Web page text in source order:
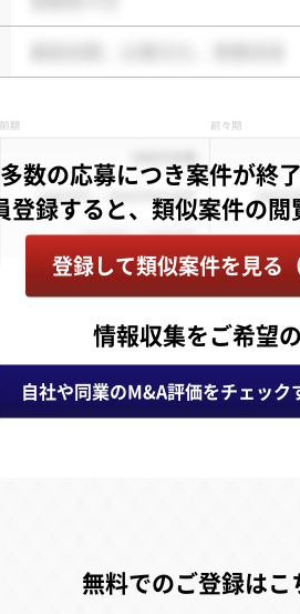
多数の応募につき案件が終
登録して類似案件を見る
情報収集をご希望
自社や同業のM&A評価をチェック
無料でのご登録はこ